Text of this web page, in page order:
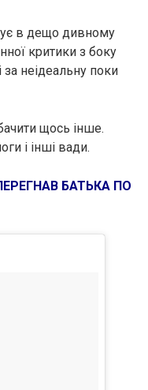
в дещо дивному
критики з боку
неідеальну поки
щось інше.
і інші вади.
БАТЬКА ПО